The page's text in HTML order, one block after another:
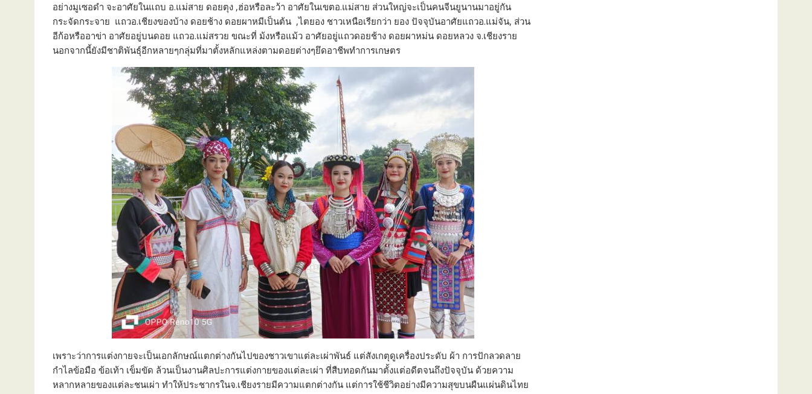
อย่างมูเซอดำ จะอาศัยในแถบ อ.แม่สาย ดอยตุง ,ฮ่อหรือละว้า อาศัยในเขตอ.แม่สาย ส่วนใหญ่จะเป็นคนจีนยูนานมาอยู่กัน
กระจัดกระจาย แถวอ.เชียงของบ้าง ดอยช้าง ดอยผาหมีเป็นต้น ,ไตยอง ชาวเหนือเรียกว่า ยอง ปัจจุบันอาศัยแถวอ.แม่จัน, ส่วน
อีก้อหรืออาข่า อาศัยอยู่บนดอย แถวอ.แม่สรวย ขณะที่ ม้งหรือแม้ว อาศัยอยู่แถวดอยช้าง ดอยผาหม่น ดอยหลวง จ.เชียงราย
นอกจากนี้ยังมีชาติพันธุ์อีกหลายๆกลุ่มที่มาตั้งหลักแหล่งตามดอยต่างๆยึดอาชีพทำการเกษตร
เพราะว่าการแต่งกายจะเป็นเอกลักษณ์แตกต่างกันไปของชาวเขาแต่ละเผ่าพันธ์ แต่สังเกตุดูเครื่องประดับ ผ้า การปักลวดลาย
กำไลข้อมือ ข้อเท้า เข็มขัด ล้วนเป็นงานศิลปะการแต่งกายของแต่ละเผ่า ที่สืบทอดกันมาตั้งแต่อดีตจนถึงปัจจุบัน ด้วยความ
หลากหลายของแต่ละชนเผ่า ทำให้ประชากรในจ.เชียงรายมีความแตกต่างกัน แต่การใช้ชีวิตอย่างมีความสุขบนผืนแผ่นดินไทย